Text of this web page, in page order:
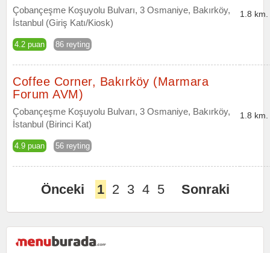
Çobançeşme Koşuyolu Bulvarı, 3 Osmaniye, Bakırköy,
İstanbul (Giriş Katı/Kiosk)
4.2 puan 86 reyting
1.8 km.
Coffee Corner, Bakırköy (Marmara
Forum AVM)
Çobançeşme Koşuyolu Bulvarı, 3 Osmaniye, Bakırköy,
İstanbul (Birinci Kat)
4.9 puan 56 reyting
1.8 km.
Önceki 1 2 3 4 5 Sonraki